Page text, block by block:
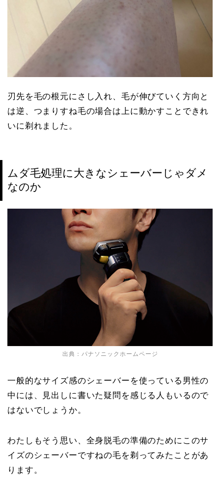
刃先を毛の根元にさし入れ、毛が伸びていく方向と
は逆、つまりすね毛の場合は上に動かすことできれ
いに剃れました。
ムダ毛処理に大きなシェーバーじゃダメ
なのか
出典：パナソニックホームページ
一般的なサイズ感のシェーバーを使っている男性の
中には、見出しに書いた疑問を感じる人もいるので
はないでしょうか。
わたしもそう思い、全身脱毛の準備のためにこのサ
イズのシェーバーですねの毛を剃ってみたことがあ
ります。